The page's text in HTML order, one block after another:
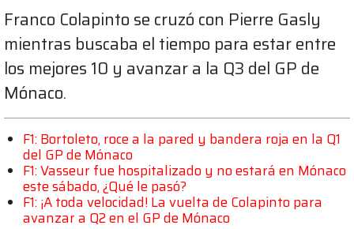
Franco Colapinto se cruzó con Pierre Gasly
mientras buscaba el tiempo para estar entre
los mejores 10 y avanzar a la Q3 del GP de
Mónaco.
F1: Bortoleto, roce a la pared y bandera roja en la Q1
del GP de Mónaco
F1: Vasseur fue hospitalizado y no estará en Mónaco
este sábado, ¿Qué le pasó?
F1: ¡A toda velocidad! La vuelta de Colapinto para
avanzar a Q2 en el GP de Mónaco